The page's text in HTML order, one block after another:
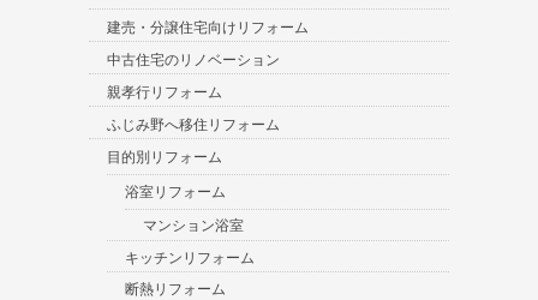
建売・分譲住宅向けリフォーム
中古住宅のリノベーション
親孝行リフォーム
ふじみ野へ移住リフォーム
目的別リフォーム
浴室リフォーム
マンション浴室
キッチンリフォーム
断熱リフォーム